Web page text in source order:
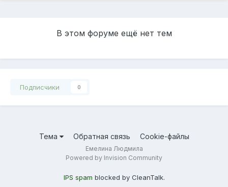
В этом форуме ещё нет тем
Подписчики 0
Тема Обратная связь Cookie-файлы
Емелина Людмила
Powered by Invision Community
IPS spam blocked by CleanTalk.